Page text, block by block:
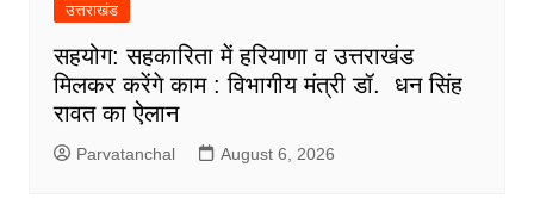
उत्तराखंड
सहयोग: सहकारिता में हरियाणा व उत्तराखंड
मिलकर करेंगे काम : विभागीय मंत्री डॉ. धन सिंह
रावत का ऐलान
Parvatanchal August 6, 2026